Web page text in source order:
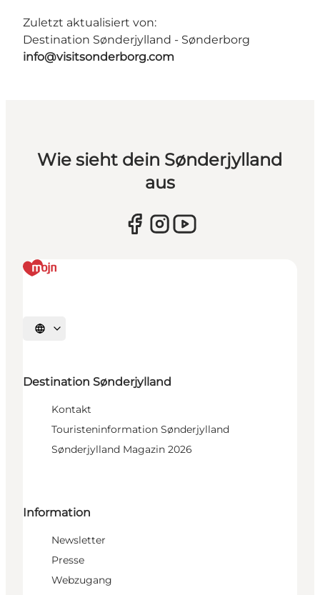
Zuletzt aktualisiert von:
Destination Sønderjylland - Sønderborg
info@visitsonderborg.com
Wie sieht dein Sønderjylland
aus
Sprache auswählen
Destination Sønderjylland
Kontakt
Touristeninformation Sønderjylland
Sønderjylland Magazin 2026
Information
Newsletter
Presse
Webzugang